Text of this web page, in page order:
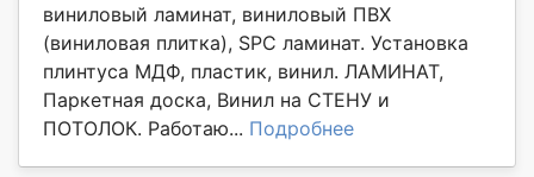
виниловый ламинат, виниловый ПВХ
(виниловая плитка), SPC ламинат. Установка
плинтуса МДФ, пластик, винил. ЛАМИНАТ,
Паркетная доска, Винил на СТЕНУ и
ПОТОЛОК. Работаю... Подробнее